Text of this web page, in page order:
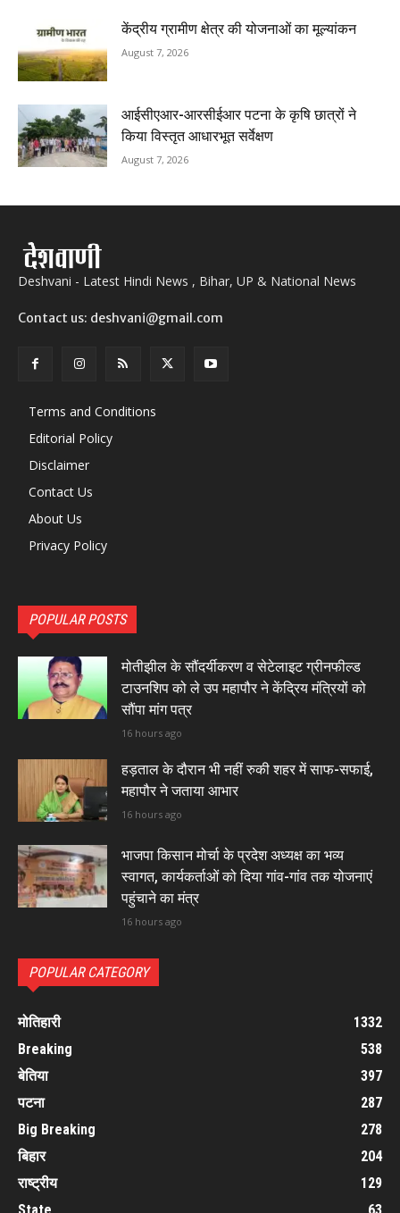
केंद्रीय ग्रामीण क्षेत्र की योजनाओं का मूल्यांकन
August 7, 2026
आईसीएआर-आरसीईआर पटना के कृषि छात्रों ने
किया विस्तृत आधारभूत सर्वेक्षण
August 7, 2026
Deshvani - Latest Hindi News , Bihar, UP & National News
Contact us: deshvani@gmail.com
Terms and Conditions
Editorial Policy
Disclaimer
Contact Us
About Us
Privacy Policy
POPULAR POSTS
मोतीझील के सौंदर्यीकरण व सेटेलाइट ग्रीनफील्ड
टाउनशिप को ले उप महापौर ने केंद्रिय मंत्रियों को
सौंपा मांग पत्र
16 hours ago
हड़ताल के दौरान भी नहीं रुकी शहर में साफ-सफाई,
महापौर ने जताया आभार
16 hours ago
भाजपा किसान मोर्चा के प्रदेश अध्यक्ष का भव्य
स्वागत, कार्यकर्ताओं को दिया गांव-गांव तक योजनाएं
पहुंचाने का मंत्र
16 hours ago
POPULAR CATEGORY
मोतिहारी
1332
Breaking
538
बेतिया
397
पटना
287
Big Breaking
278
बिहार
204
राष्ट्रीय
129